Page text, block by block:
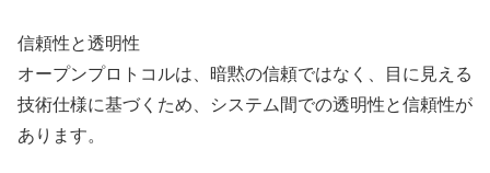
信頼性と透明性
オープンプロトコルは、暗黙の信頼ではなく、目に見える
技術仕様に基づくため、システム間での透明性と信頼性が
あります。